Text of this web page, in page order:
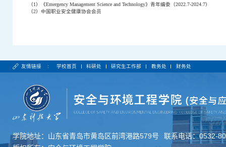
（1）《Emergency Management Science and Technology》青年编委（2022.7-2024.7）
（2）中国职业安全健康协会会员
友情链接 : 学校首页 科研处 研究生工作部 教务处 财务处
学院地址：山东省青岛市黄岛区前湾港路579号
联系电话：0532-